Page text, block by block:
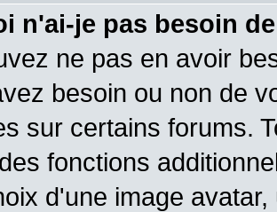
n'ai-je pas besoin
ne pas en avoir
besoin ou non de
sur certains forums.
fonctions
d'une image